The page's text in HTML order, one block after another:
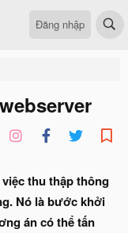
Đăng nhập
thu thập thông
Nó là bước khởi
án có thể tấn